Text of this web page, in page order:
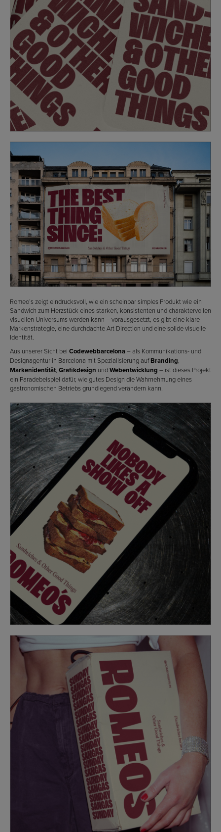
Romeo’s zeigt eindrucksvoll, wie ein scheinbar simples Produkt wie ein
Sandwich zum Herzstück eines starken, konsistenten und charaktervollen
visuellen Universums werden kann – vorausgesetzt, es gibt eine klare
Markenstrategie, eine durchdachte Art Direction und eine solide visuelle
Identität.
Aus unserer Sicht bei Codewebbarcelona– als Kommunikations- und
Designagentur in Barcelona mit Spezialisierung aufBranding,
Markenidentität, Grafikdesign undWebentwicklung – ist dieses Projekt
ein Paradebeispiel dafür, wie gutes Design die Wahrnehmung eines
gastronomischen Betriebs grundlegend verändern kann.